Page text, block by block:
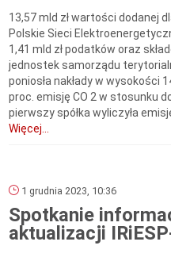
13,57 mld zł wartości dodanej
Polskie Sieci
1,41 mld zł podatków oraz
jednostek samorządu
poniosła nakłady w wysokości
proc. emisję CO 2 w stosunku
pierwszy spółka wyliczyła
Więcej...
1 grudnia 2023, 10:36
Spotkanie
aktualizacji